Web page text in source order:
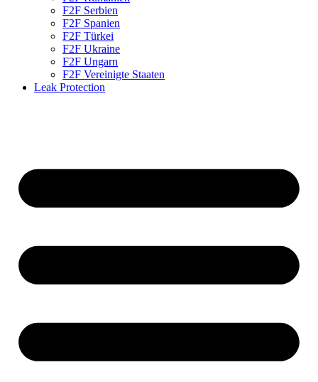
F2F Serbien
F2F Spanien
F2F Türkei
F2F Ukraine
F2F Ungarn
F2F Vereinigte Staaten
Leak Protection